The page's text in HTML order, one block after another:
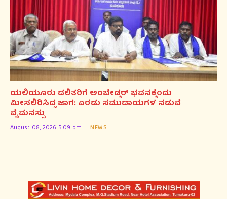
ಯಲಿಯೂರು ದಲಿತರಿಗೆ ಅಂಬೇಡ್ಕರ್ ಭವನಕ್ಕೆಂದು
ಮೀಸಲಿರಿಸಿದ್ದ ಜಾಗ: ಎರಡು ಸಮುದಾಯಗಳ ನಡುವೆ
ವೈಮನಸ್ಸು
August 08, 2026 5:09 pm NEWS